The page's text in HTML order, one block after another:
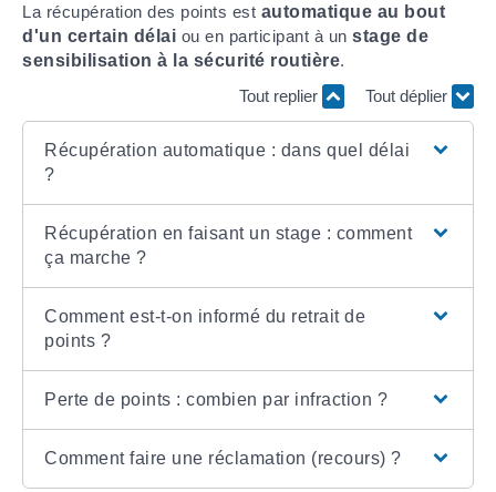
La récupération des points est automatique au bout
d'un certain délai ou en participant à un stage de
sensibilisation à la sécurité routière.
Tout replier
Tout déplier
Récupération automatique : dans quel délai
?
Récupération en faisant un stage : comment
ça marche ?
Comment est-t-on informé du retrait de
points ?
Perte de points : combien par infraction ?
Comment faire une réclamation (recours) ?